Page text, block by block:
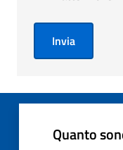
Invia
Quanto